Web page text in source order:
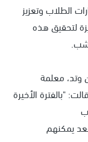
الطلاب وتعزيز
لتحقيق هذه
وتد، معلمة
"بالفترة الأخيرة
يمكنهم